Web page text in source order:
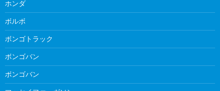
ホンダ
ボルボ
ボンゴトラック
ボンゴバン
ボンゴバン